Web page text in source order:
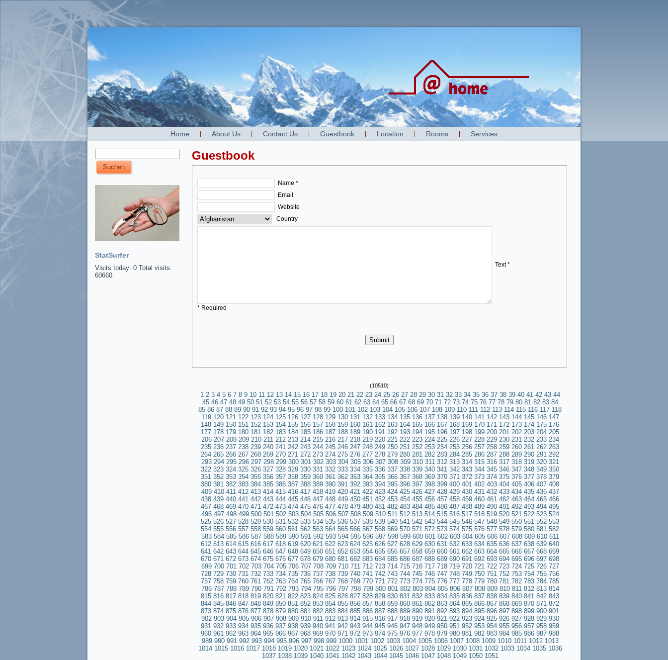
Home About Us Contact Us Guestbook Location Rooms Services
StatSurfer
Visits today: 0 Total visits:
60660
Guestbook
Name *
Email
Website
Country
Text *
* Required
(10510)
1 2 3 4 5 6 7 8 9 10 11 12 13 14 15 16 17 18 19 20 21 22 23 24 25 26 27 28 29 30 31 32 33 34 35 36 37 38 39 40 41 42 43 44
45 46 47 48 49 50 51 52 53 54 55 56 57 58 59 60 61 62 63 64 65 66 67 68 69 70 71 72 73 74 75 76 77 78 79 80 81 82 83 84
85 86 87 88 89 90 91 92 93 94 95 96 97 98 99 100 101 102 103 104 105 106 107 108 109 110 111 112 113 114 115 116 117 118
119 120 121 122 123 124 125 126 127 128 129 130 131 132 133 134 135 136 137 138 139 140 141 142 143 144 145 146 147
148 149 150 151 152 153 154 155 156 157 158 159 160 161 162 163 164 165 166 167 168 169 170 171 172 173 174 175 176
177 178 179 180 181 182 183 184 185 186 187 188 189 190 191 192 193 194 195 196 197 198 199 200 201 202 203 204 205
206 207 208 209 210 211 212 213 214 215 216 217 218 219 220 221 222 223 224 225 226 227 228 229 230 231 232 233 234
235 236 237 238 239 240 241 242 243 244 245 246 247 248 249 250 251 252 253 254 255 256 257 258 259 260 261 262 263
264 265 266 267 268 269 270 271 272 273 274 275 276 277 278 279 280 281 282 283 284 285 286 287 288 289 290 291 292
293 294 295 296 297 298 299 300 301 302 303 304 305 306 307 308 309 310 311 312 313 314 315 316 317 318 319 320 321
322 323 324 325 326 327 328 329 330 331 332 333 334 335 336 337 338 339 340 341 342 343 344 345 346 347 348 349 350
351 352 353 354 355 356 357 358 359 360 361 362 363 364 365 366 367 368 369 370 371 372 373 374 375 376 377 378 379
380 381 382 383 384 385 386 387 388 389 390 391 392 393 394 395 396 397 398 399 400 401 402 403 404 405 406 407 408
409 410 411 412 413 414 415 416 417 418 419 420 421 422 423 424 425 426 427 428 429 430 431 432 433 434 435 436 437
438 439 440 441 442 443 444 445 446 447 448 449 450 451 452 453 454 455 456 457 458 459 460 461 462 463 464 465 466
467 468 469 470 471 472 473 474 475 476 477 478 479 480 481 482 483 484 485 486 487 488 489 490 491 492 493 494 495
496 497 498 499 500 501 502 503 504 505 506 507 508 509 510 511 512 513 514 515 516 517 518 519 520 521 522 523 524
525 526 527 528 529 530 531 532 533 534 535 536 537 538 539 540 541 542 543 544 545 546 547 548 549 550 551 552 553
554 555 556 557 558 559 560 561 562 563 564 565 566 567 568 569 570 571 572 573 574 575 576 577 578 579 580 581 582
583 584 585 586 587 588 589 590 591 592 593 594 595 596 597 598 599 600 601 602 603 604 605 606 607 608 609 610 611
612 613 614 615 616 617 618 619 620 621 622 623 624 625 626 627 628 629 630 631 632 633 634 635 636 637 638 639 640
641 642 643 644 645 646 647 648 649 650 651 652 653 654 655 656 657 658 659 660 661 662 663 664 665 666 667 668 669
670 671 672 673 674 675 676 677 678 679 680 681 682 683 684 685 686 687 688 689 690 691 692 693 694 695 696 697 698
699 700 701 702 703 704 705 706 707 708 709 710 711 712 713 714 715 716 717 718 719 720 721 722 723 724 725 726 727
728 729 730 731 732 733 734 735 736 737 738 739 740 741 742 743 744 745 746 747 748 749 750 751 752 753 754 755 756
757 758 759 760 761 762 763 764 765 766 767 768 769 770 771 772 773 774 775 776 777 778 779 780 781 782 783 784 785
786 787 788 789 790 791 792 793 794 795 796 797 798 799 800 801 802 803 804 805 806 807 808 809 810 811 812 813 814
815 816 817 818 819 820 821 822 823 824 825 826 827 828 829 830 831 832 833 834 835 836 837 838 839 840 841 842 843
844 845 846 847 848 849 850 851 852 853 854 855 856 857 858 859 860 861 862 863 864 865 866 867 868 869 870 871 872
873 874 875 876 877 878 879 880 881 882 883 884 885 886 887 888 889 890 891 892 893 894 895 896 897 898 899 900 901
902 903 904 905 906 907 908 909 910 911 912 913 914 915 916 917 918 919 920 921 922 923 924 925 926 927 928 929 930
931 932 933 934 935 936 937 938 939 940 941 942 943 944 945 946 947 948 949 950 951 952 953 954 955 956 957 958 959
960 961 962 963 964 965 966 967 968 969 970 971 972 973 974 975 976 977 978 979 980 981 982 983 984 985 986 987 988
989 990 991 992 993 994 995 996 997 998 999 1000 1001 1002 1003 1004 1005 1006 1007 1008 1009 1010 1011 1012 1013
1014 1015 1016 1017 1018 1019 1020 1021 1022 1023 1024 1025 1026 1027 1028 1029 1030 1031 1032 1033 1034 1035 1036
1037 1038 1039 1040 1041 1042 1043 1044 1045 1046 1047 1048 1049 1050 1051